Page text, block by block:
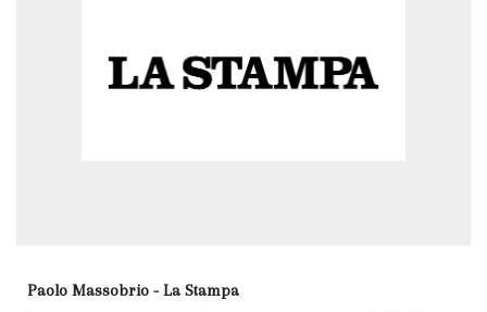
Paolo Massobrio - La Stampa